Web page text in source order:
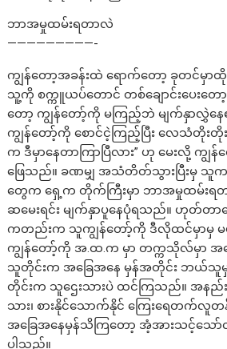
ဘာအမှုထမ်းရတာလဲ
—————————-
ကျွန်တော့အခန်းထဲ ရောက်တော့ ခုတင်မှ
သူ့ကို စက္ကူယပ်တောင် တစ်ချောင်းပေးတ
တော့ ကျွန်တော့်ကို မကြည့်ဘဲ မျက်နှာလွှဲန
ကျွန်တော့်ကို စောင်ငဲ့ကြည့်ပြီး လေသံတိုးတိုး
က ဒီမှာနေတာကြာပြီလား” ဟု မေးလို့ ကျွန်
ဖြေသည်။ ခဏမျှ အသံတိတ်သွားပြီးမှ သူက
တွေက ရှေ့က တိုက်ကြီးမှာ ဘာအမှုထမ်းရတ
ဆမေးရင်း မျက်နှာပူနေပုံရသည်။ ဟုတ်တာ
ကတည်းက သူကျွန်တော့်ကို ဒီလိုထင်မှာမှ
ကျွန်တော့်ကို အ.ထ.က မှာ တက္ကသိုလ်မှာ အ
သူတိုင်းက အခြေအနေ မှန်အတိုင်း ဘယ်သူ
တိုင်းက သူဌေးသားပဲ ထင်ကြသည်။ အနည်
သား၊ စားနိုင်သောက်နိုင် ကြေးရေတက်လူတန်
အခြေအနေမှန်သိကြတော့ အံ့အားသင့်သော်
ပါသည်။